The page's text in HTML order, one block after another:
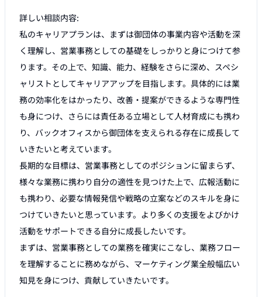
詳しい相談内容:
私のキャリアプランは、まずは御団体の事業内容や活動を深
く理解し、営業事務としての基礎をしっかりと身につけて参
ります。その上で、知識、能力、経験をさらに深め、スペシ
ャリストとしてキャリアアップを目指します。具体的には業
務の効率化をはかったり、改善・提案ができるような専門性
も身につけ、さらには責任ある立場として人材育成にも携わ
り、バックオフィスから御団体を支えられる存在に成長して
いきたいと考えています。
長期的な目標は、営業事務としてのポジションに留まらず、
様々な業務に携わり自分の適性を見つけた上で、広報活動に
も携わり、必要な情報発信や戦略の立案などのスキルを身に
つけていきたいと思っています。より多くの支援をよびかけ
活動をサポートできる自分に成長したいです。
まずは、営業事務としての業務を確実にこなし、業務フロー
を理解することに務めながら、マーケティング業全般幅広い
知見を身につけ、貢献していきたいです。